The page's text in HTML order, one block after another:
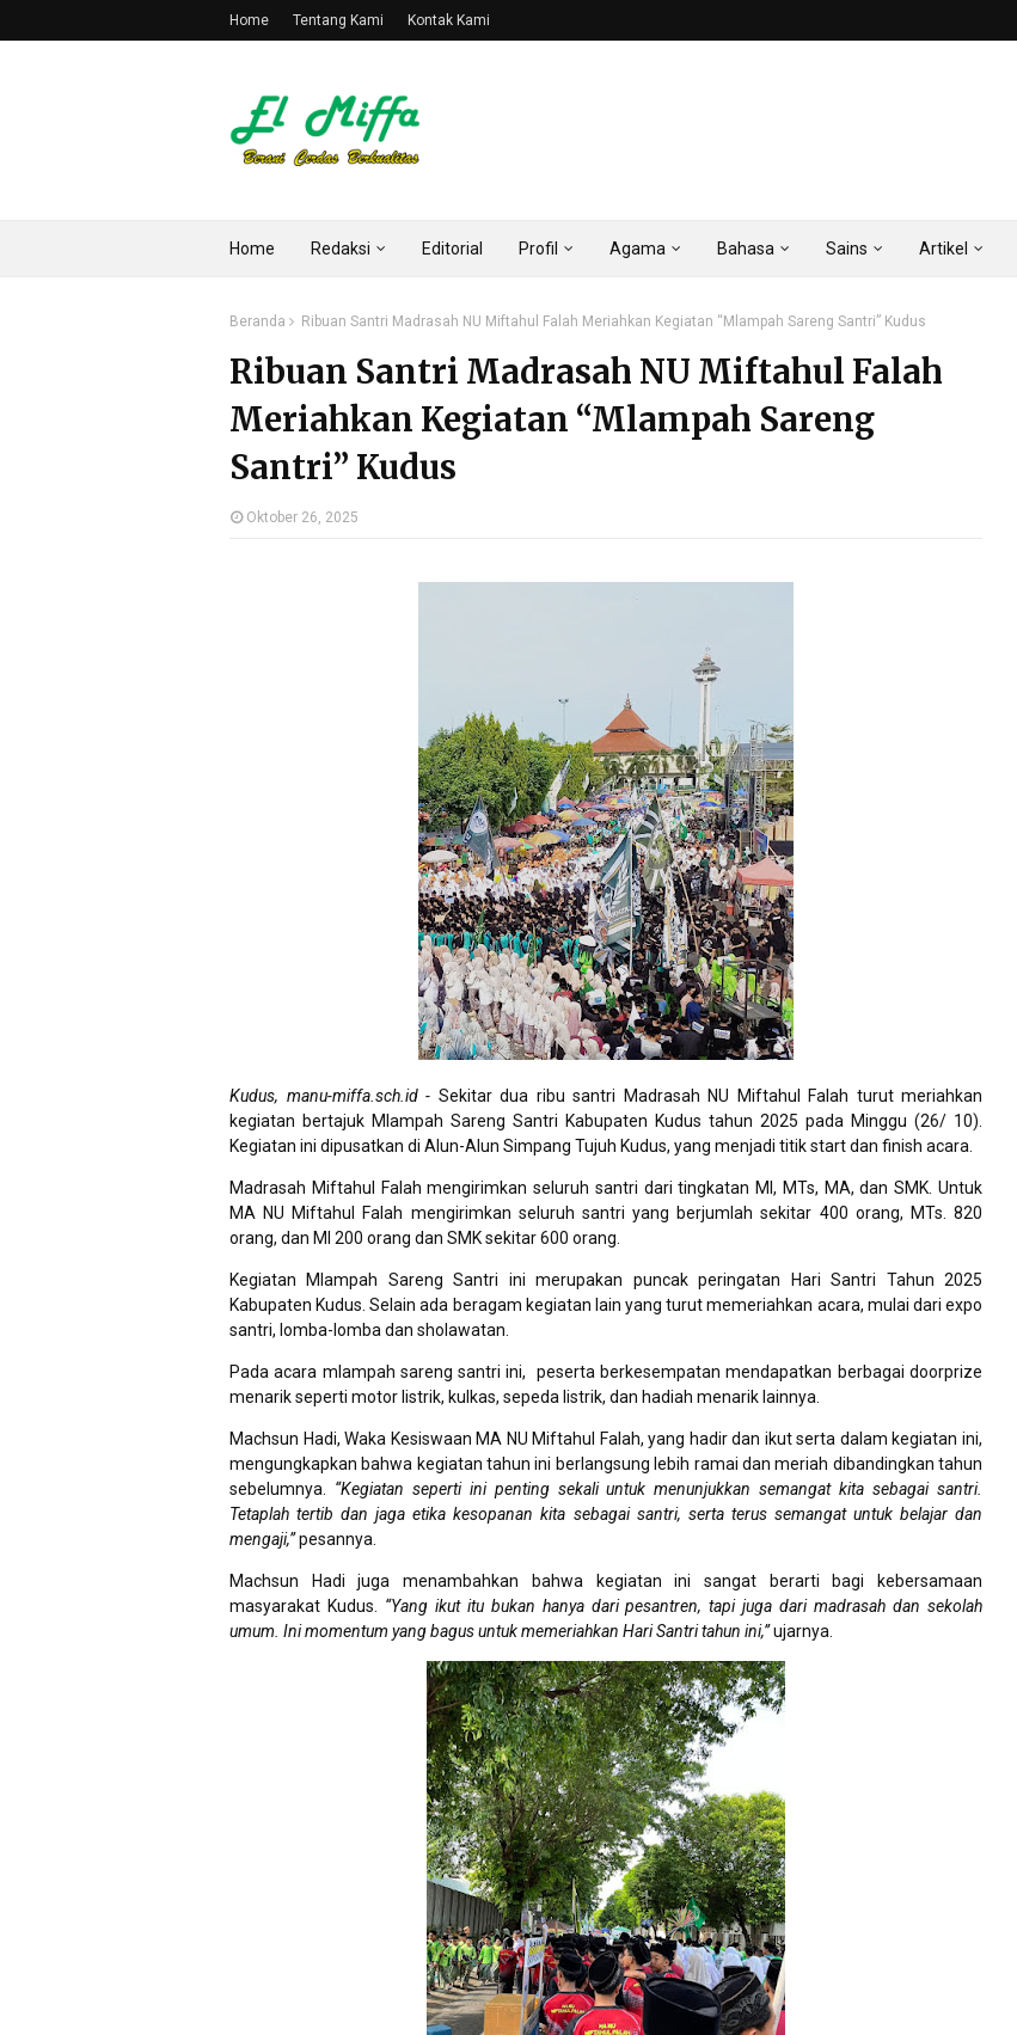
Home Tentang Kami Kontak Kami
Home Redaksi Editorial Profil Agama Bahasa Sains Artikel
Beranda Ribuan Santri Madrasah NU Miftahul Falah Meriahkan Kegiatan “Mlampah Sareng Santri” Kudus
Ribuan Santri Madrasah NU Miftahul Falah
Meriahkan Kegiatan “Mlampah Sareng
Santri” Kudus
Oktober 26, 2025
Kudus, manu-miffa.sch.id - Sekitar dua ribu santri Madrasah NU Miftahul Falah turut meriahkan
kegiatan bertajuk Mlampah Sareng Santri Kabupaten Kudus tahun 2025 pada Minggu (26/ 10).
Kegiatan ini dipusatkan di Alun-Alun Simpang Tujuh Kudus, yang menjadi titik start dan finish acara.
Madrasah Miftahul Falah mengirimkan seluruh santri dari tingkatan MI, MTs, MA, dan SMK. Untuk
MA NU Miftahul Falah mengirimkan seluruh santri yang berjumlah sekitar 400 orang, MTs. 820
orang, dan MI 200 orang dan SMK sekitar 600 orang.
Kegiatan Mlampah Sareng Santri ini merupakan puncak peringatan Hari Santri Tahun 2025
Kabupaten Kudus. Selain ada beragam kegiatan lain yang turut memeriahkan acara, mulai dari expo
santri, lomba-lomba dan sholawatan.
Pada acara mlampah sareng santri ini, peserta berkesempatan mendapatkan berbagai doorprize
menarik seperti motor listrik, kulkas, sepeda listrik, dan hadiah menarik lainnya.
Machsun Hadi, Waka Kesiswaan MA NU Miftahul Falah, yang hadir dan ikut serta dalam kegiatan ini,
mengungkapkan bahwa kegiatan tahun ini berlangsung lebih ramai dan meriah dibandingkan tahun
sebelumnya. “Kegiatan seperti ini penting sekali untuk menunjukkan semangat kita sebagai santri.
Tetaplah tertib dan jaga etika kesopanan kita sebagai santri, serta terus semangat untuk belajar dan
mengaji,”pesannya.
Machsun Hadi juga menambahkan bahwa kegiatan ini sangat berarti bagi kebersamaan
masyarakat Kudus. “Yang ikut itu bukan hanya dari pesantren, tapi juga dari madrasah dan sekolah
umum. Ini momentum yang bagus untuk memeriahkan Hari Santri tahun ini,”ujarnya.